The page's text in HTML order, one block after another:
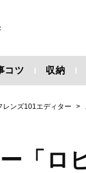
コツ 収納
レンズ101エディター
「ロ